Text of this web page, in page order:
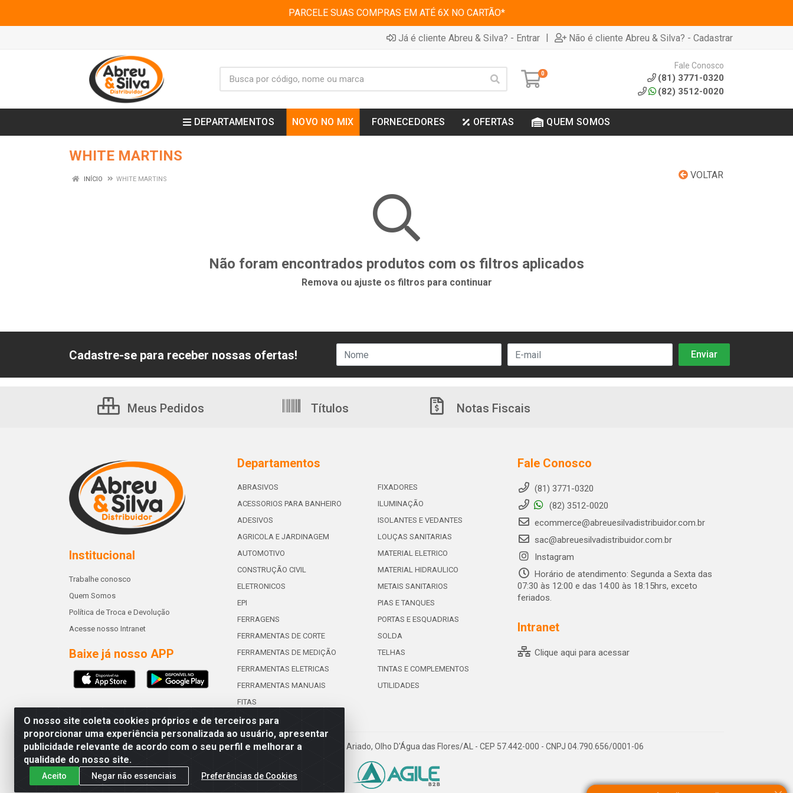
PARCELE SUAS COMPRAS EM ATÉ 6X NO CARTÃO*
Já é cliente Abreu & Silva? - Entrar | Não é cliente Abreu & Silva? - Cadastrar
0
Fale Conosco
(81) 3771-0320
(82) 3512-0020
DEPARTAMENTOS NOVO NO MIX FORNECEDORES OFERTAS QUEM SOMOS
WHITE MARTINS
VOLTAR
INÍCIO WHITE MARTINS
Não foram encontrados produtos com os filtros aplicados
Remova ou ajuste os filtros para continuar
O nosso site coleta cookies próprios e de terceiros para
proporcionar uma experiência personalizada ao usuário, apresentar
publicidade relevante de acordo com o seu perfil e melhorar a
qualidade do nosso site.
Aceito Negar não essenciais Preferências de Cookies
Cadastre-se para receber nossas ofertas!
Meus Pedidos Títulos Notas Fiscais
Institucional
Trabalhe conosco
Quem Somos
Política de Troca e Devolução
Acesse nosso Intranet
Baixe já nosso APP
Departamentos
ABRASIVOS
ACESSORIOS PARA BANHEIRO
ADESIVOS
AGRICOLA E JARDINAGEM
AUTOMOTIVO
CONSTRUÇÃO CIVIL
ELETRONICOS
EPI
FERRAGENS
FERRAMENTAS DE CORTE
FERRAMENTAS DE MEDIÇÃO
FERRAMENTAS ELETRICAS
FERRAMENTAS MANUAIS
FITAS
FIXADORES
ILUMINAÇÃO
ISOLANTES E VEDANTES
LOUÇAS SANITARIAS
MATERIAL ELETRICO
MATERIAL HIDRAULICO
METAIS SANITARIOS
PIAS E TANQUES
PORTAS E ESQUADRIAS
SOLDA
TELHAS
TINTAS E COMPLEMENTOS
UTILIDADES
Fale Conosco
(81) 3771-0320
(82) 3512-0020
ecommerce@abreuesilvadistribuidor.com.br
sac@abreuesilvadistribuidor.com.br
Instagram
Horário de atendimento: Segunda a Sexta das
07:30 às 12:00 e das 14:00 às 18:15hrs, exceto
feriados.
Intranet
Clique aqui para acessar
Abreu & Silva - Rua Padre Jose de Souza Leite, 265 - Ariado, Olho D'Água das Flores/AL - CEP 57.442-000 - CNPJ 04.790.656/0001-06